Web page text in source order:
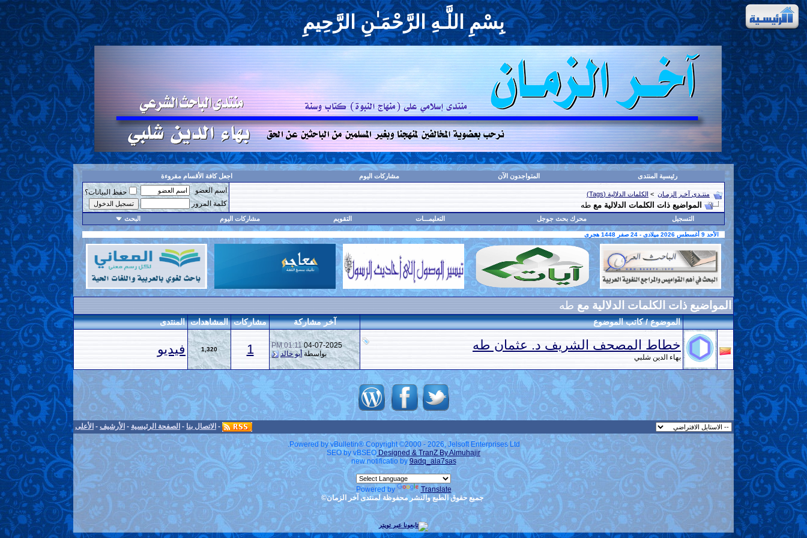
بِسْمِ اللَّـهِ الرَّحْمَـٰنِ الرَّحِيمِ
رئيسية المنتدى المتواجدون الآن مشاركات اليوم اجعل كافة الأقسام مقروءة
منتـدى آخـر الزمـان > الكلمات الدلالية (Tags)
المواضيع ذات الكلمات الدلالية مع طه
اسم العضو
حفظ البيانات؟
كلمة المرور
التسجيل محرك بحث جوجل التعليمـــات التقويم مشاركات اليوم البحث
الأحد 9 أغسطس 2026 ميلادى - 24 صفر 1448 هجرى
المواضيع ذات الكلمات الدلالية مع طه
الموضوع / كاتب الموضوع آخر مشاركة مشاركات المشاهدات المنتدى
خطاط المصحف الشريف د. عثمان طه
بهاء الدين شلبي
04-07-2025
01:11 PM
بواسطةأبو خالد 1
1,320 فيديو
- الاتصال بنا - الصفحة الرئيسية - الأرشيف - الأعلى
Powered by vBulletin® Copyright ©2000 - 2026, Jelsoft Enterprises Ltd.
SEO by vBSEODesigned & TranZ By Almuhajir
new notificatio by9adq_ala7sas
Powered by
Translate
جميع حقوق الطبع والنشر محفوظة لمنتدى آخر الزمان©